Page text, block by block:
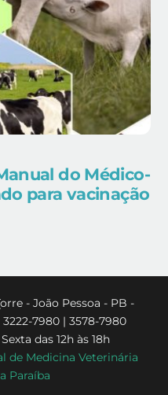
do Médico-
para vacinação
- João Pessoa - PB -
7980 | 3578-7980
das 12h às 18h
de Medicina Veterinária
Paraíba